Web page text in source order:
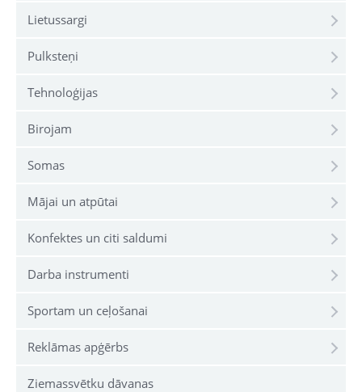
Lietussargi
Pulksteņi
Tehnoloģijas
Birojam
Somas
Mājai un atpūtai
Konfektes un citi saldumi
Darba instrumenti
Sportam un ceļošanai
Reklāmas apģērbs
Ziemassvētku dāvanas